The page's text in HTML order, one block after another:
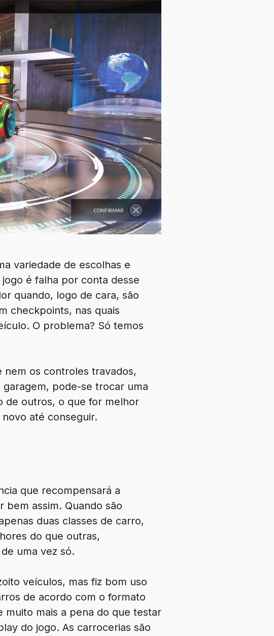
variedade de escolhas e
é falha por conta desse
quando, logo de cara, são
checkpoints, nas quais
O problema? Só temos
nem os controles travados,
pode-se trocar uma
de outros, o que for melhor
até conseguir.
que recompensará a
bem assim. Quando são
duas classes de carro,
do que outras,
uma vez só.
veículos, mas fiz bom uso
de acordo com o formato
muito mais a pena do que testar
do jogo. As carrocerias são